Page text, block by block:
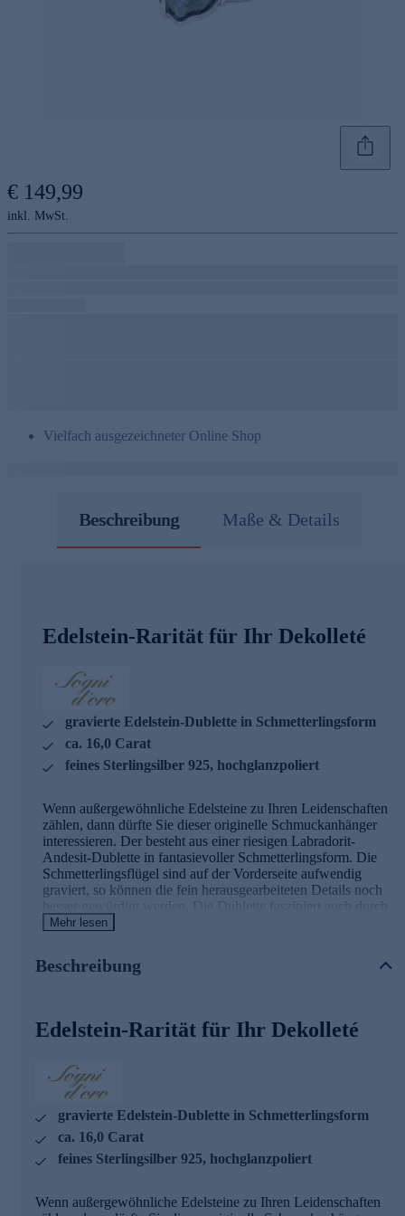
€ 149,99
inkl. MwSt.
Vielfach ausgezeichneter Online Shop
Beschreibung Maße & Details
Edelstein-Rarität für Ihr Dekolleté
gravierte Edelstein-Dublette in Schmetterlingsform
ca. 16,0 Carat
feines Sterlingsilber 925, hochglanzpoliert
Wenn außergewöhnliche Edelsteine zu Ihren Leidenschaften
zählen, dann dürfte Sie dieser originelle Schmuckanhänger
interessieren. Der besteht aus einer riesigen Labradorit-
Andesit-Dublette in fantasievoller Schmetterlingsform. Die
Schmetterlingsflügel sind auf der Vorderseite aufwendig
graviert, so können die fein herausgearbeiteten Details noch
besser gewürdigt werden. Die Dublette fasziniert auch durch
ihren vielfarbigen Schimmer - besonders eindrucksvoll,
925er Sterlingsilber mit Hochglanzpolitur.
Schmuckwaren von unserer Qualitätssicherung und seitens
des Lieferanten strengsten Prüfprozessen unterzogen. Unter
anderem beinhalten unsere Prüfprozesse Prüfungen auf
Konformität mit den Bestimmungen der Schweizer
Edelmetallkontrollgesetzgebung. Auslieferung mit Zertifikat.
Mehr lesen
Beschreibung
Edelstein-Rarität für Ihr Dekolleté
gravierte Edelstein-Dublette in Schmetterlingsform
ca. 16,0 Carat
feines Sterlingsilber 925, hochglanzpoliert
Wenn außergewöhnliche Edelsteine zu Ihren Leidenschaften